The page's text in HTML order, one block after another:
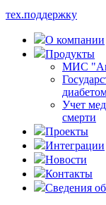
тех.поддержку
О компании
Продукты
МИС
Учет
смерти
Проекты
Интеграции
Новости
Контакты
Сведения